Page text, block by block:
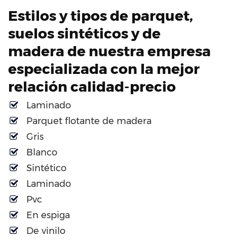
Estilos y tipos de parquet,
suelos sintéticos y de
madera de nuestra empresa
especializada con la mejor
relación calidad-precio
Laminado
Parquet flotante de madera
Gris
Blanco
Sintético
Laminado
Pvc
En espiga
De vinilo